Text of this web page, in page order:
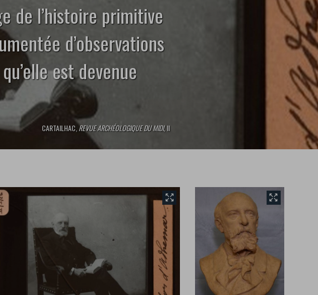
de l’histoire primitive
d’observations
est devenue
CARTAILHAC, REVUE ARCHÉOLOGIQUE DU MIDI,II
front.tobii.full_size